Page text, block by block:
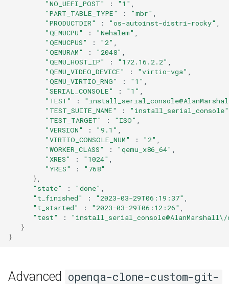
"NO_UEFI_POST"
: "1"
"PART_TABLE_TYPE"
: "mbr"
"PRODUCTDIR"
: "os-autoinst-distri-rocky"
"QEMUCPU"
: "Nehalem"
"QEMUCPUS"
: "2"
"QEMURAM"
: "2048"
"QEMU_HOST_IP"
: "172.16.2.2"
"QEMU_VIDEO_DEVICE"
: "virtio-vga"
"QEMU_VIRTIO_RNG"
: "1"
"SERIAL_CONSOLE"
: "1"
"TEST"
:
"TEST_SUITE_NAME"
:
"install_serial_console"
"TEST_TARGET"
: "ISO"
"VERSION"
: "9.1"
"VIRTIO_CONSOLE_NUM"
: "2"
"WORKER_CLASS"
: "qemu_x86_64"
"XRES"
: "1024"
"YRES"
:
"768"
}
"state"
: "done"
"t_finished"
: "2023-03-29T06:19:37"
"t_started"
: "2023-03-29T06:12:26"
"test"
:
}
}
Advanced openqa-clone-custom-git-